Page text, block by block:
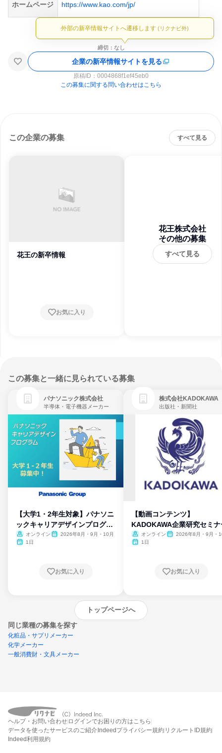
ホームページ https://www.kao.com/jp/
外部の新卒情報サイトへ遷移します (リクナビ外)
締切：なし
企業の新卒情報サイトを見る
原稿ID： 0004868f1ef45eb0
この募集に関する問い合わせはこちら
この企業の募集 すべて見る
花王の新卒情報
お気に入り
花王株式会社
その他の募集
すべて見る
この募集と一緒に見られている募集
パナソニック株式会社
半導体・電子機器メーカー
【大学1・2年生対象】パナソニ
ックキャリアデザインプログラ
ム
オンライン
2026年8月・9月・10月
1日
お気に入り
株式会社KADOKAWA
出版社・新聞社
【動画コンテンツ】
KADOKAWA企業研究セミナ
オンライン
2026年8月・9月・
1日
お気に入り
トップページへ
同じ業種の募集を探す
化粧品・サプリメーカー
化学メーカー
一般消費財・文具メーカー
外部の新卒情報サイトへ遷移します
ヘルプ・お問い合わせ ログインでお困りの方はこちら
データを使ったサービスのご紹介 Indeedプライバシー規約 リクルートID規約
Indeed利用規約